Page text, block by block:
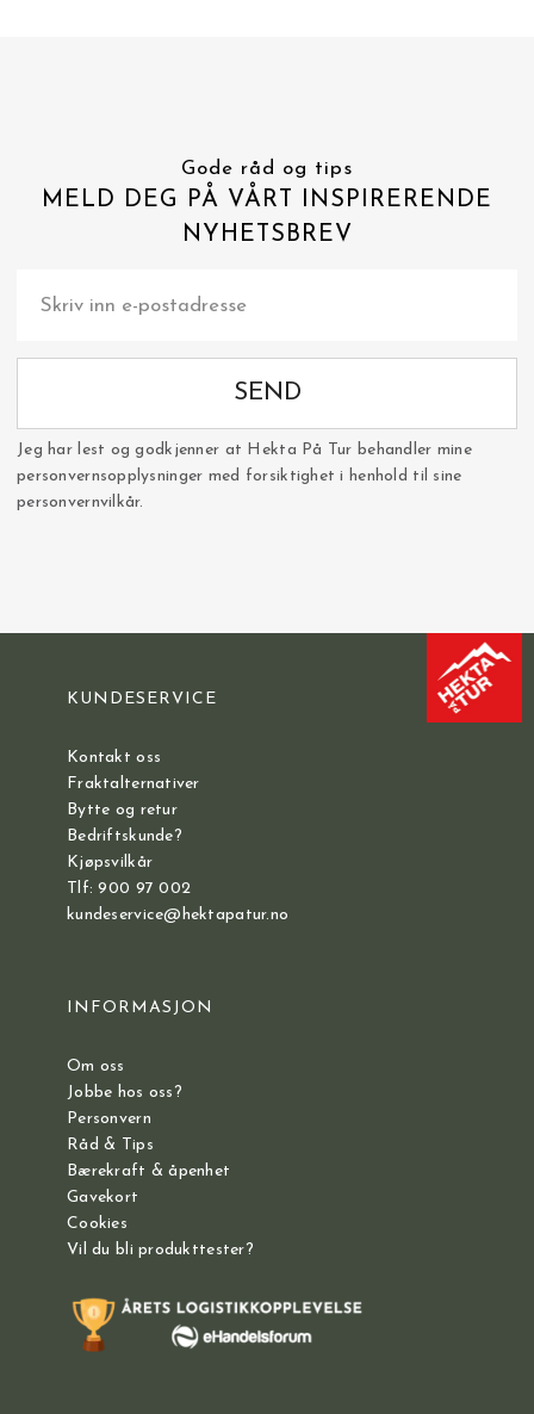
Gode råd og tips
MELD DEG PÅ VÅRT INSPIRERENDE
NYHETSBREV
SEND
Jeg har lest og godkjenner at Hekta På Tur behandler mine
personvernsopplysninger med forsiktighet i henhold til sine
personvernvilkår.
KUNDESERVICE
Kontakt oss
Fraktalternativer
Bytte og retur
Bedriftskunde?
Kjøpsvilkår
Tlf: 900 97 002
kundeservice@hektapatur.no
INFORMASJON
Om oss
Jobbe hos oss?
Personvern
Råd & Tips
Bærekraft & åpenhet
Gavekort
Cookies
Vil du bli produkttester?